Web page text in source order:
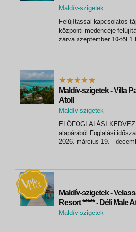
Maldív-szigetek
Felújítással kapcsolatos
központi medencéje
zárva szeptember 10-től 1
- - - - - - - - -
- - - - - - - A...
Maldív-szigetek - Villa
Atoll
Maldív-szigetek
ELŐFOGLALÁSI
alapárából Foglalási
2026. március 19. -
január 1. - február 28.
eseténUtazási időszak:
Maldív-szigetek -
Resort ***** - Déli Male
Maldív-szigetek
- - - - - - - -